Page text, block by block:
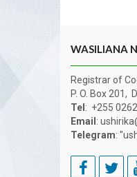
WASILIANA
Registrar of
P. O. Box 201,
Tel : +255
Email :
Telegram: